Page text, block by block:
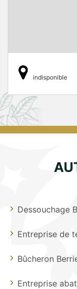
indisponible
Dessouchage
Entreprise de
Bûcheron
Entreprise